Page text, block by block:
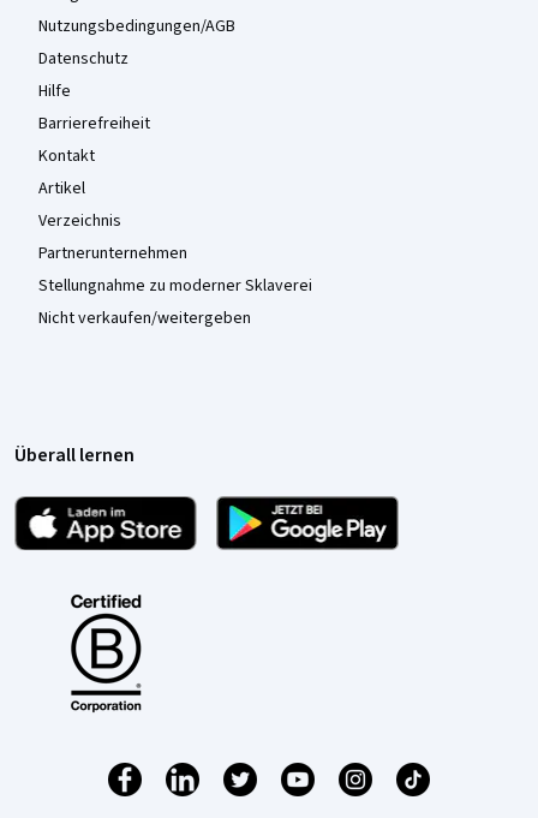
Nutzungsbedingungen/AGB
Datenschutz
Hilfe
Barrierefreiheit
Kontakt
Artikel
Verzeichnis
Partnerunternehmen
Stellungnahme zu moderner Sklaverei
Nicht verkaufen/weitergeben
Überall lernen